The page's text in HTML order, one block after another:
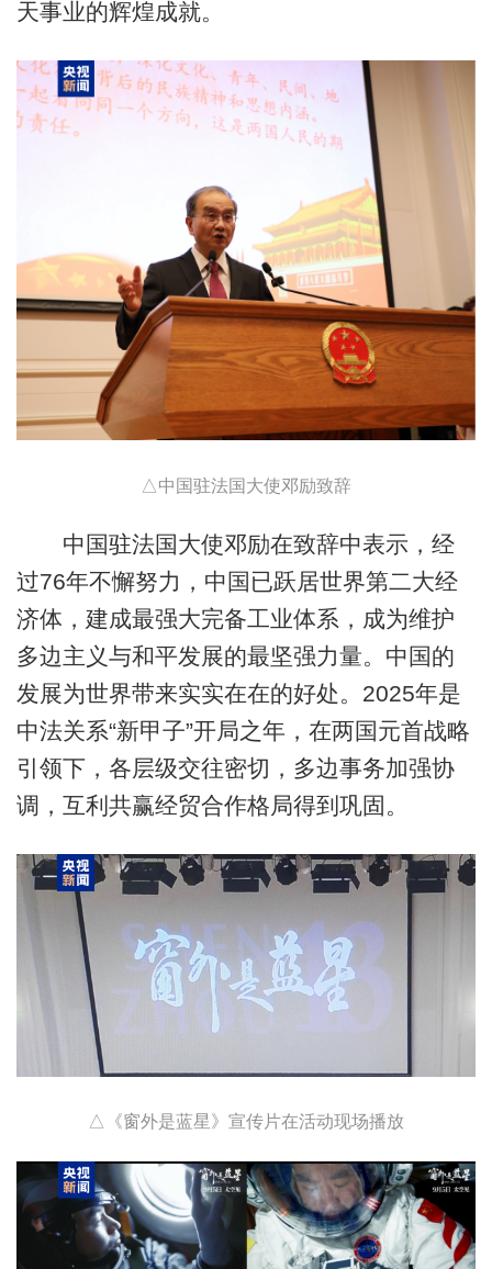
天事业的辉煌成就。
△中国驻法国大使邓励致辞
中国驻法国大使邓励在致辞中表示，经
过76年不懈努力，中国已跃居世界第二大经
济体，建成最强大完备工业体系，成为维护
多边主义与和平发展的最坚强力量。中国的
发展为世界带来实实在在的好处。2025年是
中法关系“新甲子”开局之年，在两国元首战略
引领下，各层级交往密切，多边事务加强协
调，互利共赢经贸合作格局得到巩固。
△《窗外是蓝星》宣传片在活动现场播放